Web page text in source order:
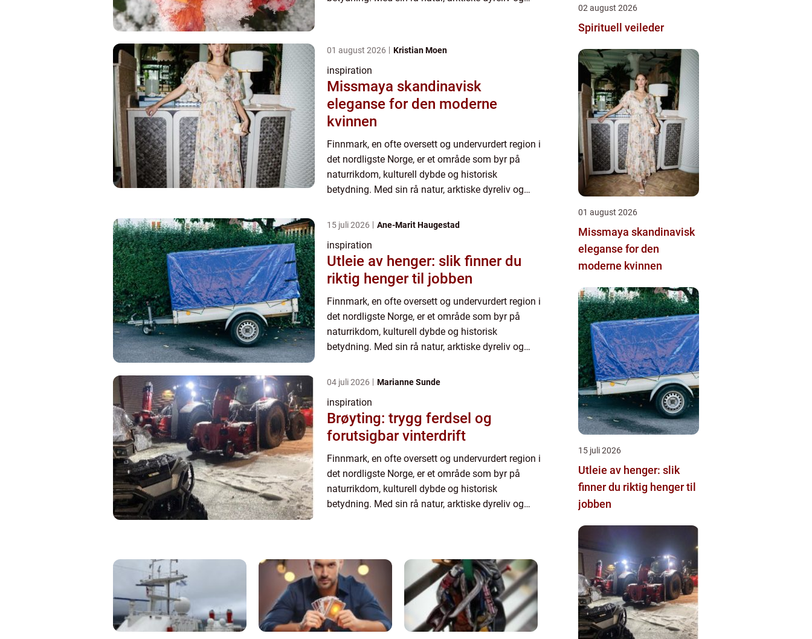
01 august 2026 Kristian Moen
inspiration
Missmaya skandinavisk
eleganse for den moderne
kvinnen
Finnmark, en ofte oversett og undervurdert region i
det nordligste Norge, er et område som byr på
naturrikdom, kulturell dybde og historisk
betydning. Med sin rå natur, arktiske dyreliv og
av det mest a...
15 juli 2026 Ane-Marit Haugestad
inspiration
Utleie av henger: slik finner du
riktig henger til jobben
Finnmark, en ofte oversett og undervurdert region i
det nordligste Norge, er et område som byr på
naturrikdom, kulturell dybde og historisk
betydning. Med sin rå natur, arktiske dyreliv og
av det mest a...
04 juli 2026 Marianne Sunde
inspiration
Brøyting: trygg ferdsel og
forutsigbar vinterdrift
Finnmark, en ofte oversett og undervurdert region i
det nordligste Norge, er et område som byr på
naturrikdom, kulturell dybde og historisk
betydning. Med sin rå natur, arktiske dyreliv og
02 august 2026
Spirituell veileder
01 august 2026
Missmaya skandinavisk
eleganse for den
moderne kvinnen
15 juli 2026
Utleie av henger: slik
finner du riktig henger til
jobben